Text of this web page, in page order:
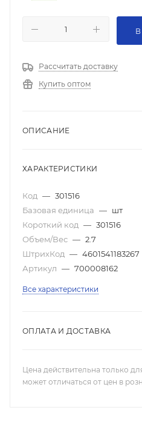
Рассчитать доставку
Купить оптом
ОПИСАНИЕ
ХАРАКТЕРИСТИКИ
Код — 301516
Базовая единица — шт
Короткий код — 301516
Объем/Вес — 2.7
ШтрихКод — 4601541183267
Артикул — 700008162
Все характеристики
ОПЛАТА И ДОСТАВКА
Цена действительна только
может отличаться от цен в